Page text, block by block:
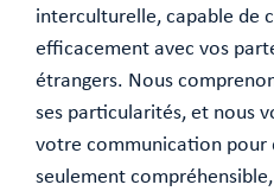
interculturelle, capable de
efficacement avec vos
étrangers. Nous
ses particularités, et nous
votre communication pour
seulement